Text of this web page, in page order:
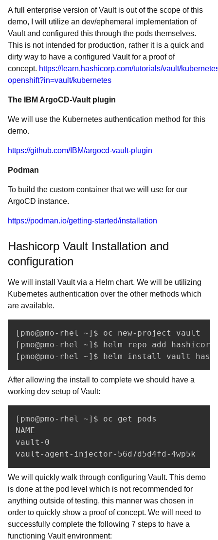
A full enterprise version of Vault is out of the scope of this
demo, I will utilize an dev/ephemeral implementation of
Vault and configured this through the pods themselves.
This is not intended for production, rather it is a quick and
dirty way to have a configured Vault for a proof of
concept. https://learn.hashicorp.com/tutorials/vault/
openshift?in=vault/kubernetes
The IBM ArgoCD-Vault plugin
We will use the Kubernetes authentication method for this
demo.
https://github.com/IBM/argocd-vault-plugin
Podman
To build the custom container that we will use for our
ArgoCD instance.
https://podman.io/getting-started/installation
Hashicorp Vault Installation and
configuration
We will install Vault via a Helm chart. We will be utilizing
Kubernetes authentication over the other methods which
are available.
[pmo@pmo-rhel ~]$ oc new-project vault
[pmo@pmo-rhel ~]$ helm repo add
After allowing the install to complete we should have a
working dev setup of Vault:
[pmo@pmo-rhel ~]$ oc get pods
NAME
vault-0
We will quickly walk through configuring Vault. This demo
is done at the pod level which is not recommended for
anything outside of testing, this manner was chosen in
order to quickly show a proof of concept. We will need to
successfully complete the following 7 steps to have a
functioning Vault environment: